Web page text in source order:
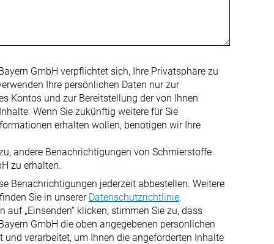
GmbH verpflichtet sich, Ihre Privatsphäre zu
Ihre persönlichen Daten nur zur
Kontos und zur Bereitstellung der von Ihnen
Wenn Sie zukünftig weitere für Sie
erhalten wollen, benötigen wir Ihre
andere Benachrichtigungen von Schmierstoffe
zu erhalten.
Benachrichtigungen jederzeit abbestellen. Weitere
Sie in unserer Datenschutzrichtlinie.
auf „Einsenden“ klicken, stimmen Sie zu, dass
GmbH die oben angegebenen persönlichen
und verarbeitet, um Ihnen die angeforderten Inhalte